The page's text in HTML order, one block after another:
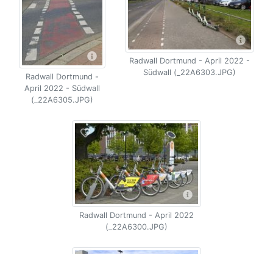
Radwall Dortmund -
April 2022 - Südwall
(_22A6305.JPG)
Radwall Dortmund - April 2022 -
Südwall (_22A6303.JPG)
Radwall Dortmund - April 2022
(_22A6300.JPG)